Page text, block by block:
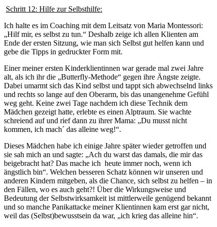
Schritt 12: Hilfe zur Selbsthilfe:
Ich halte es im Coaching mit dem Leitsatz von Maria Montessori:
„Hilf mir, es selbst zu tun.“ Deshalb zeige ich allen Klienten am
Ende der ersten Sitzung, wie man sich Selbst gut helfen kann und
gebe die Tipps in gedruckter Form mit.
Einer meiner ersten Kinderklientinnen war gerade mal zwei Jahre
alt, als ich ihr die „Butterfly-Methode“ gegen ihre Ängste zeigte.
Dabei umarmt sich das Kind selbst und tappt sich abwechselnd links
und rechts so lange auf den Oberarm, bis das unangenehme Gefühl
weg geht. Keine zwei Tage nachdem ich diese Technik dem
Mädchen gezeigt hatte, erlebte es einen Alptraum. Sie wachte
schreiend auf und rief dann zu ihrer Mama: „Du musst nicht
kommen, ich mach´ das alleine weg!“.
Dieses Mädchen habe ich einige Jahre später wieder getroffen und
sie sah mich an und sagte: „Ach du warst das damals, die mir das
beigebracht hat? Das mache ich heute immer noch, wenn ich
ängstlich bin“. Welchen besseren Schatz können wir unseren und
anderen Kindern mitgeben, als die Chance, sich selbst zu helfen – in
den Fällen, wo es auch geht?! Über die Wirkungsweise und
Bedeutung der Selbstwirksamkeit ist mittlerweile genügend bekannt
und so manche Panikattacke meiner Klientinnen kam erst gar nicht,
weil das (Selbst)bewusstsein da war, „ich krieg das alleine hin“.